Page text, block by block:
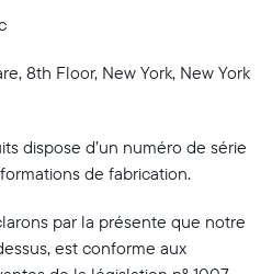
8th Floor, New York, New York
dispose d’un numéro de série
de fabrication.
par la présente que notre
est conforme aux